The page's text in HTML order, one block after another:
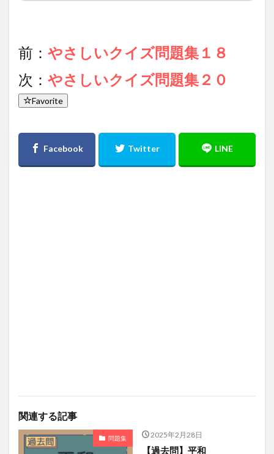
前： やさしいクイズ問題集１８
次： やさしいクイズ問題集２０
Favorite
関連する記事
問題集 2025年2月28日
【過去問】平和